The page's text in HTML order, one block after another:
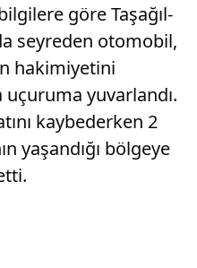
göre Taşağıl-
seyreden otomobil,
hakimiyetini
yuvarlandı.
kaybederken 2
yaşandığı bölgeye